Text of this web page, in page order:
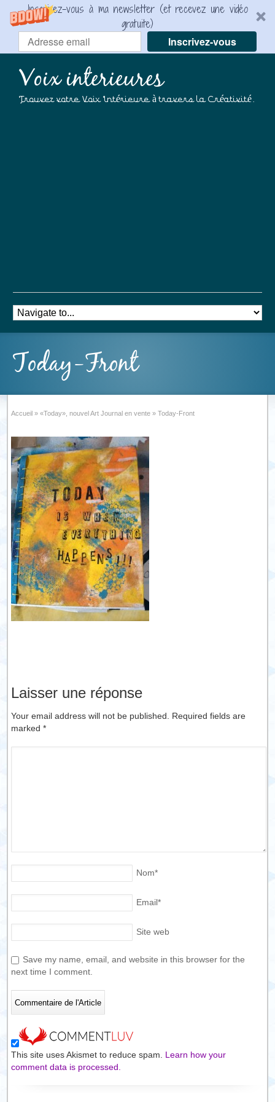
Inscrivez-vous à ma newsletter (et recevez une vidéo
gratuite)
Inscrivez-vous
Voix interieures
Trouvez votre Voix Intérieure à travers la Créativité.
Today-Front
Accueil » «Today», nouvel Art Journal en vente » Today-Front
Laisser une réponse
Your email address will not be published. Required fields are
marked*
Nom*
Email*
Site web
Save my name, email, and website in this browser for the
next time I comment.
This site uses Akismet to reduce spam. Learn how your
comment data is processed.